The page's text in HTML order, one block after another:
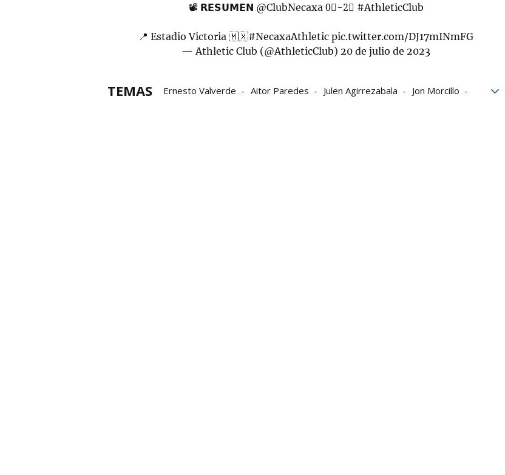
📽️ 𝗥𝗘𝗦𝗨𝗠𝗘𝗡 @ClubNecaxa 0⃣-2⃣ #AthleticClub
📍 Estadio Victoria 🇲🇽#NecaxaAthletic pic.twitter.com/DJ17mINmFG
— Athletic Club (@AthleticClub) 20 de julio de 2023
TEMAS Ernesto Valverde Aitor Paredes Julen Agirrezabala
Jon Morcillo